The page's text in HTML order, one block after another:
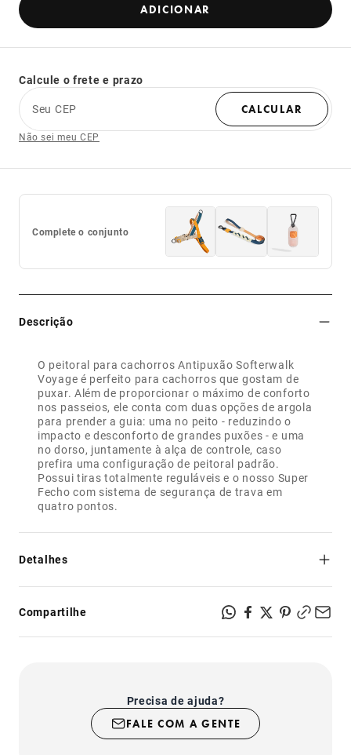
ADICIONAR
Calcule o frete e prazo
Seu CEP
CALCULAR
Não sei meu CEP
Complete o conjunto
Descrição
O peitoral para cachorros Antipuxão Softerwalk
Voyage é perfeito para cachorros que gostam de
puxar. Além de proporcionar o máximo de conforto
nos passeios, ele conta com duas opções de argola
para prender a guia: uma no peito - reduzindo o
impacto e desconforto de grandes puxões - e uma
no dorso, juntamente à alça de controle, caso
prefira uma configuração de peitoral padrão.
Possui tiras totalmente reguláveis e o nosso Super
Fecho com sistema de segurança de trava em
quatro pontos.
Detalhes
- Inibe puxões;
- 2 opções de argola: no peito e no dorso;
- Alça de controle forrada com neoprene super
Compartilhe
Precisa de ajuda?
FALE COM A GENTE